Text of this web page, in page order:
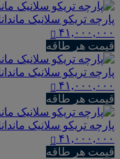
پارچه تریکو سلانیک
۴۱,۰۰۰,۰۰۰
قیمت هر طاقه
پارچه تریکو سلانیک
۴۱,۰۰۰,۰۰۰
قیمت هر طاقه
پارچه تریکو سلانیک
۴۱,۰۰۰,۰۰۰
قیمت هر طاقه